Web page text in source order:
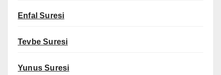
Enfal Suresi
Tevbe Suresi
Yunus Suresi